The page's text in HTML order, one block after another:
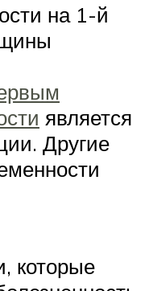
на 1-й
является
Другие
которые